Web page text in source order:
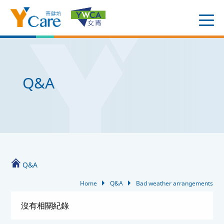
Q&A
Q&A
Home Q&A Bad weather arrangements
沒有相關紀錄